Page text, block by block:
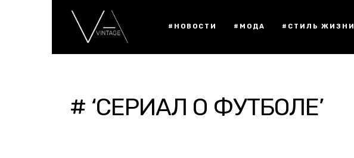
#НОВОСТИ #МОДА #СТИЛЬ ЖИЗНИ
# ‘СЕРИАЛ О ФУТБОЛЕ’